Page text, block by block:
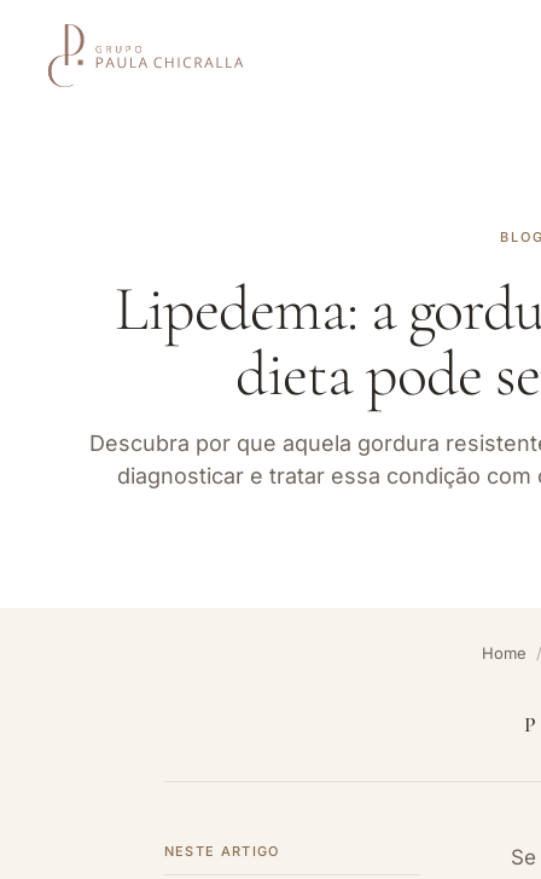
Lipedema: a
dieta pode
Descubra por que aquela gordura
diagnosticar e tratar essa condição com
Home /
P
NESTE ARTIGO